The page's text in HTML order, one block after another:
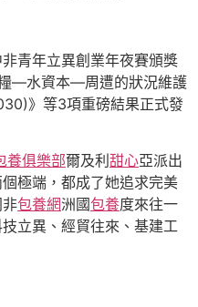
青年立異創業年夜賽頒獎
—水資本—周遭的狀況維護
》等3項重磅結果正式發
養俱樂部爾及利甜心亞派出
極端，都成了她追求完美
包養網洲國包養度來往一
立異、經貿往來、基建工